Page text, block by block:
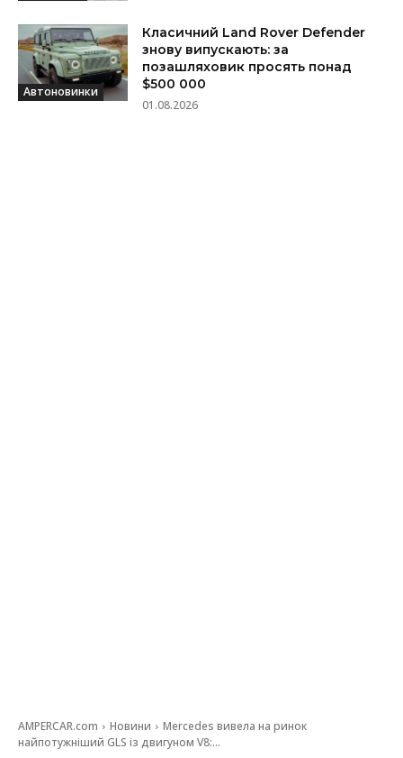
Автоновинки
Класичний Land Rover Defender
знову випускають: за
позашляховик просять понад
$500 000
01.08.2026